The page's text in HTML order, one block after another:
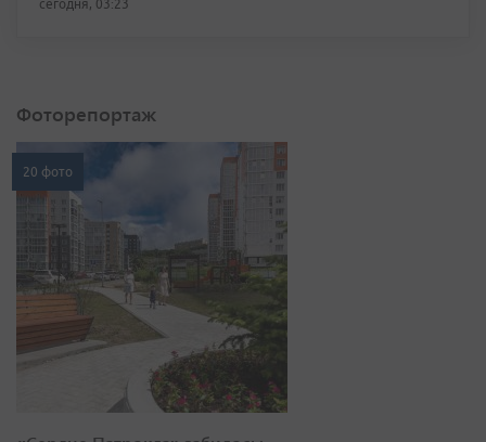
сегодня, 03:23
Фоторепортаж
20 фото